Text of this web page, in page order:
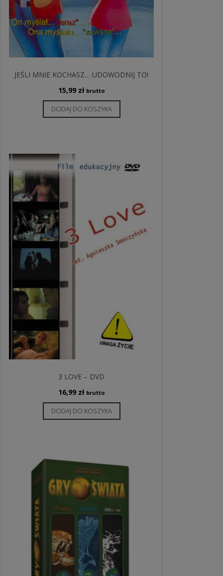
JEŚLI MNIE KOCHASZ… UDOWODNIJ TO!
15,99 zł brutto
DODAJ DO KOSZYKA
3 LOVE – DVD
16,99 zł brutto
DODAJ DO KOSZYKA